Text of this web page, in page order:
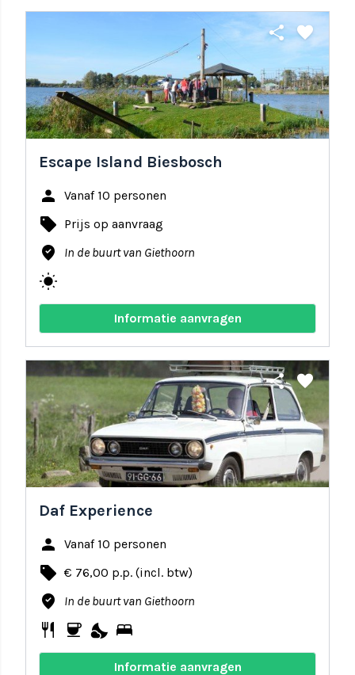
share favorite
Escape Island Biesbosch
person Vanaf 10 personen
local_offer Prijs op aanvraag
where_to_vote In de buurt van Giethoorn
wb_sunny
Informatie aanvragen
share favorite
Daf Experience
person Vanaf 10 personen
local_offer € 76,00 p.p. (incl. btw)
where_to_vote In de buurt van Giethoorn
restaurant coffee nights_stay bed
Informatie aanvragen